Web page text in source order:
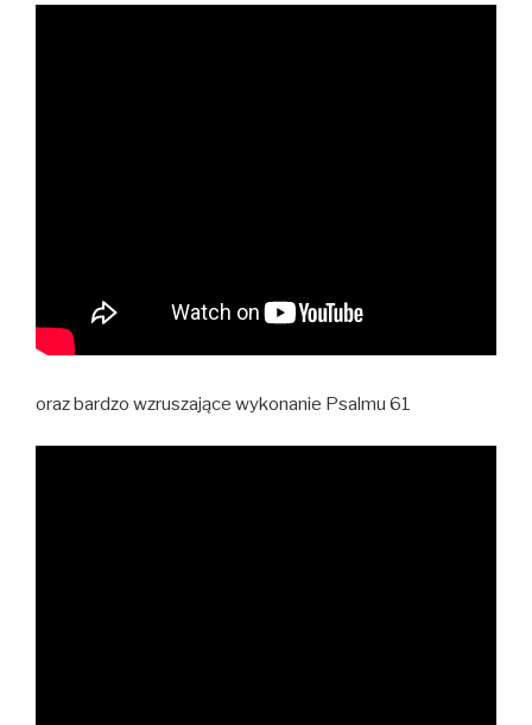
oraz bardzo wzruszające wykonanie Psalmu 61